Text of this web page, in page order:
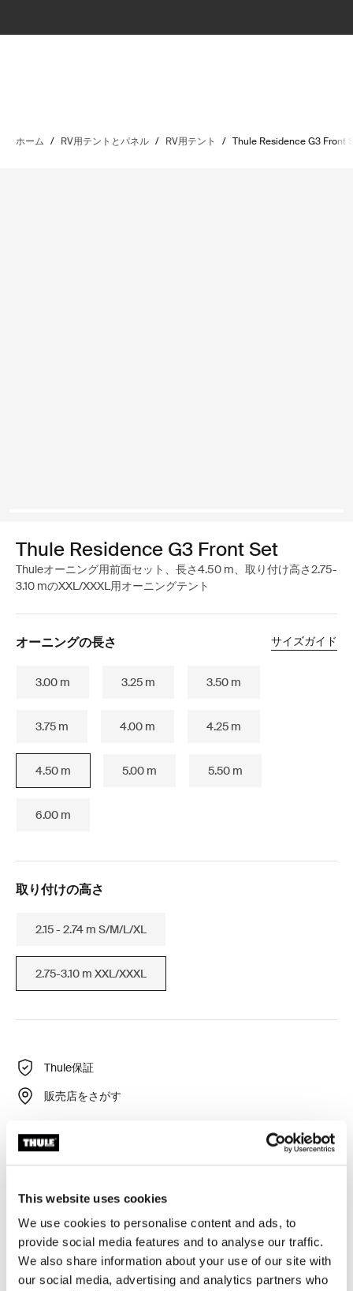
This website uses cookies
We use cookies to personalise content and ads, to
provide social media features and to analyse our traffic.
We also share information about your use of our site with
our social media, advertising and analytics partners who
ホーム / RV用テントとパネル / RV用テント / Thule Residence G3 Front
Thule Residence G3 Front Set
Thuleオーニング用前面セット、長さ4.50 m、取り付け高さ2.75-
3.10 mのXXL/XXXL用オーニングテント
オーニングの長さ サイズガイド
3.00 m 3.25 m 3.50 m
3.75 m 4.00 m 4.25 m
4.50 m 5.00 m 5.50 m
6.00 m
取り付けの高さ
2.15 - 2.74 m S/M/L/XL
2.75-3.10 m XXL/XXXL
Thule保証
販売店をさがす
屋外リビングルームを作ります。
フルテント体験を楽しむには、両側セットと前セ
ットの注文が必要です。